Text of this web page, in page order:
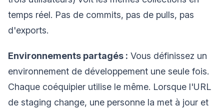
temps réel. Pas de commits, pas de pulls, pas
d'exports.
Environnements partagés : Vous définissez un
environnement de développement une seule fois.
Chaque coéquipier utilise le même. Lorsque l'URL
de staging change, une personne la met à jour et